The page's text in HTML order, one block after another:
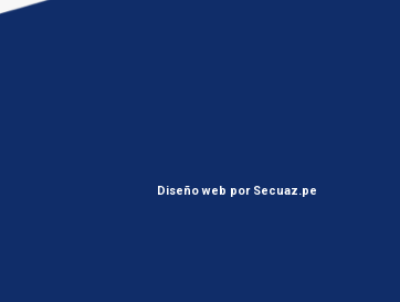
Diseño web por Secuaz.pe